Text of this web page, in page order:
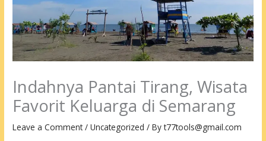
Indahnya Pantai Tirang, Wisata
Favorit Keluarga di Semarang
Leave a Comment /Uncategorized / Byt77tools@gmail.com